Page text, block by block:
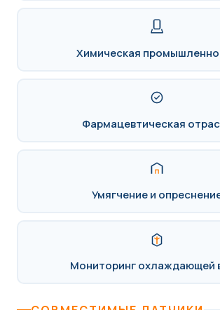
Химическая
Фармацевтическая
Умягчение и
Мониторинг охлаждающей